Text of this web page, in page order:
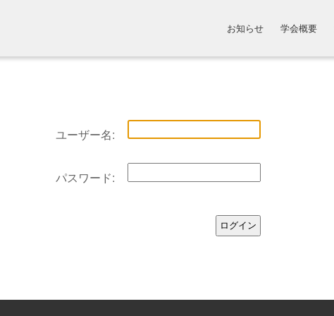
お知らせ 学会概要
ユーザー名:
パスワード: